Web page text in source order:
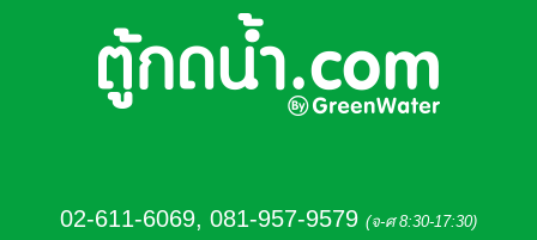
02-611-6069, 081-957-9579 (จ-ศ 8:30-17:30)